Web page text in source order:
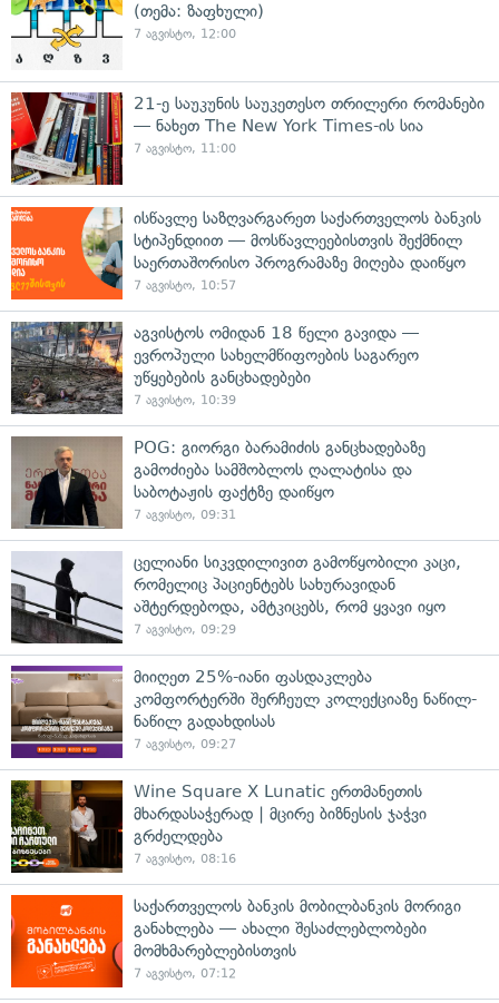
(თემა: ზაფხული)
7 აგვისტო, 12:00
21-ე საუკუნის საუკეთესო თრილერი რომანები
— ნახეთ The New York Times-ის სია
7 აგვისტო, 11:00
ისწავლე საზღვარგარეთ საქართველოს ბანკის
სტიპენდიით — მოსწავლეებისთვის შექმნილ
საერთაშორისო პროგრამაზე მიღება დაიწყო
7 აგვისტო, 10:57
აგვისტოს ომიდან 18 წელი გავიდა —
ევროპული სახელმწიფოების საგარეო
უწყებების განცხადებები
7 აგვისტო, 10:39
POG: გიორგი ბარამიძის განცხადებაზე
გამოძიება სამშობლოს ღალატისა და
საბოტაჟის ფაქტზე დაიწყო
7 აგვისტო, 09:31
ცელიანი სიკვდილივით გამოწყობილი კაცი,
რომელიც პაციენტებს სახურავიდან
აშტერდებოდა, ამტკიცებს, რომ ყვავი იყო
7 აგვისტო, 09:29
მიიღეთ 25%-იანი ფასდაკლება
კომფორტერში შერჩეულ კოლექციაზე ნაწილ-
ნაწილ გადახდისას
7 აგვისტო, 09:27
Wine Square X Lunatic ერთმანეთის
მხარდასაჭერად | მცირე ბიზნესის ჯაჭვი
გრძელდება
7 აგვისტო, 08:16
საქართველოს ბანკის მობილბანკის მორიგი
განახლება — ახალი შესაძლებლობები
მომხმარებლებისთვის
7 აგვისტო, 07:12